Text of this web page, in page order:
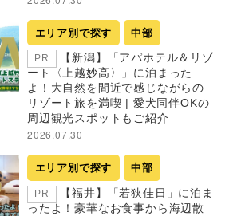
エリア別で探す 中部
PR
【新潟】「アパホテル＆リゾ
ート〈上越妙高〉」に泊まった
よ！大自然を間近で感じながらの
リゾート旅を満喫 | 愛犬同伴OKの
周辺観光スポットもご紹介
2026.07.30
エリア別で探す 中部
PR
【福井】「若狭佳日」に泊ま
ったよ！豪華なお食事から海辺散